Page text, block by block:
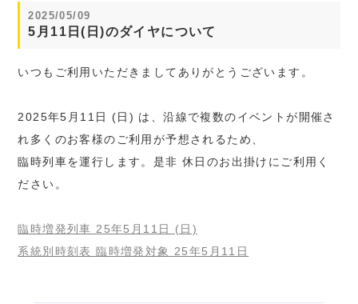
2025/05/09
5月11日(日)のダイヤについて
いつもご利用いただきましてありがとうございます。
2025年5月11日 (日) は、沿線で複数のイベントが開催さ
れ多くのお客様のご利用が予想されるため、
臨時列車を運行します。是非 休日のお出掛けにご利用く
ださい。
臨時増発列車 25年5月11日 (日)
系統別時刻表 臨時増発対象 25年5月11日